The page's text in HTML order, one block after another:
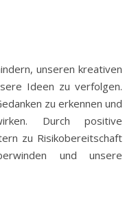
unseren kreativen
Ideen zu verfolgen.
zu erkennen und
Durch positive
zu Risikobereitschaft
und unsere